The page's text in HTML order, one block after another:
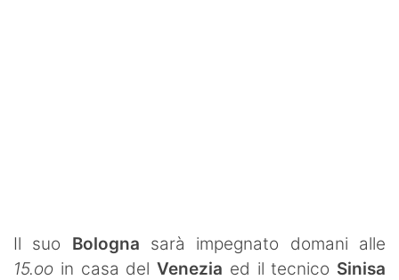
Contatti
Il suo Bologna sarà impegnato domani alle
15.oo in casa del Venezia ed il tecnico Sinisa